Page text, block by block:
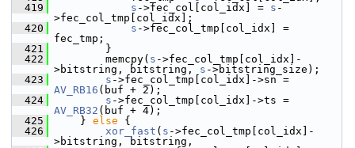
  419
s ->fec_col[col_idx] = s -
>fec_col_tmp[col_idx];
  420
s ->fec_col_tmp[col_idx] =
fec_tmp;
  421
}
  422
memcpy( s ->fec_col_tmp[col_idx]-
>bitstring, bitstring, s ->bitstring_size);
  423
s
AV_RB16 (buf + 2);
  424
s
AV_RB32 (buf + 4);
  425
} else {
  426
xor_fast ( s ->fec_col_tmp[col_idx]-
>bitstring, bitstring,